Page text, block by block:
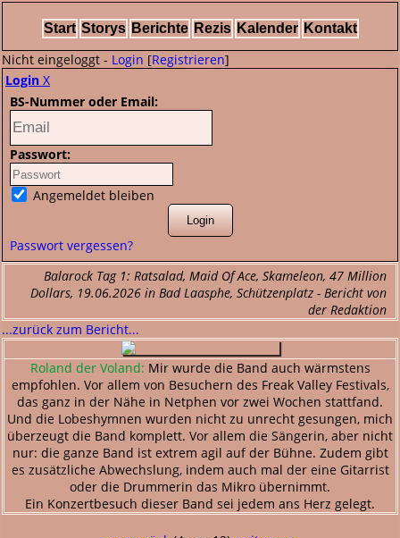
Start Storys Berichte Rezis Kalender Kontakt
Nicht eingeloggt - Login [Registrieren]
Login X
BS-Nummer oder Email:
Passwort:
Angemeldet bleiben
Passwort vergessen?
Balarock Tag 1: Ratsalad, Maid Of Ace, Skameleon, 47 Million
Dollars, 19.06.2026 in Bad Laasphe, Schützenplatz - Bericht von
der Redaktion
...zurück zum Bericht...
Roland der Voland: Mir wurde die Band auch wärmstens
empfohlen. Vor allem von Besuchern des Freak Valley Festivals,
das ganz in der Nähe in Netphen vor zwei Wochen stattfand.
Und die Lobeshymnen wurden nicht zu unrecht gesungen, mich
überzeugt die Band komplett. Vor allem die Sängerin, aber nicht
nur: die ganze Band ist extrem agil auf der Bühne. Zudem gibt
es zusätzliche Abwechslung, indem auch mal der eine Gitarrist
oder die Drummerin das Mikro übernimmt.
Ein Konzertbesuch dieser Band sei jedem ans Herz gelegt.